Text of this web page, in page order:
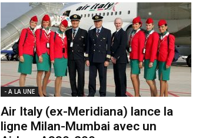
News
- A LA UNE
Air Italy (ex-Meridiana) lance la
ligne Milan-Mumbai avec un